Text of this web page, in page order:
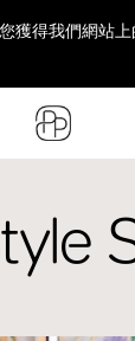
獲得我們網站上